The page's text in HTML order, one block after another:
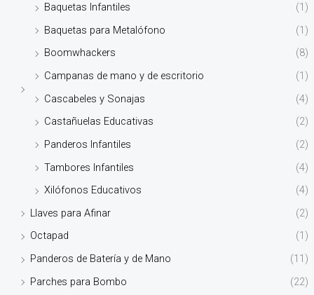
Baquetas Infantiles
(1)
Baquetas para Metalófono
(1)
Boomwhackers
(8)
Campanas de mano y de escritorio
(1)
Cascabeles y Sonajas
(4)
Castañuelas Educativas
(2)
Panderos Infantiles
(2)
Tambores Infantiles
(4)
Xilófonos Educativos
(4)
Llaves para Afinar
(2)
Octapad
(1)
Panderos de Batería y de Mano
(11)
Parches para Bombo
(22)